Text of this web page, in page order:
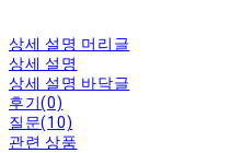
상세 설명 머리글
상세 설명
상세 설명 바닥글
후기(0)
질문(10)
관련 상품